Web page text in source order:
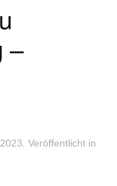
–
. Veröffentlicht in